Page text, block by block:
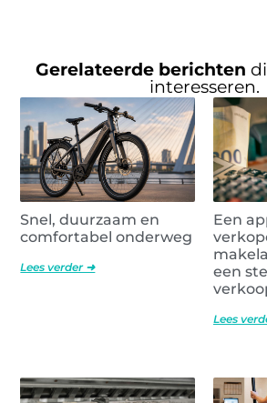
Gerelateerde berichten
interesseren.
Snel, duurzaam en
comfortabel onderweg
Lees verder ➜
Een
een
Lees